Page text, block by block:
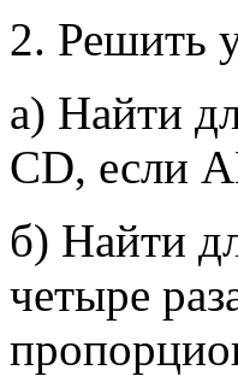
2. Решить
а) Найти
СD, если
б) Найти
четыре